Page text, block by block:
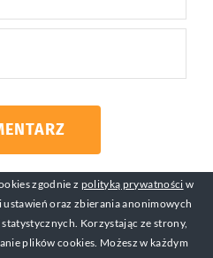
zgodnie z polityką prywatności w
oraz zbierania anonimowych
Korzystając ze strony,
plików cookies. Możesz w każdym